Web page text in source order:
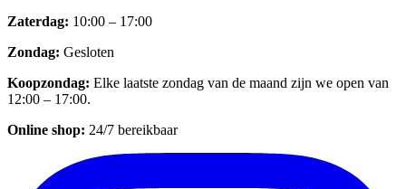
Zaterdag: 10:00 – 17:00
Zondag: Gesloten
Koopzondag: Elke laatste zondag van de maand zijn we open van
12:00 – 17:00.
Online shop: 24/7 bereikbaar